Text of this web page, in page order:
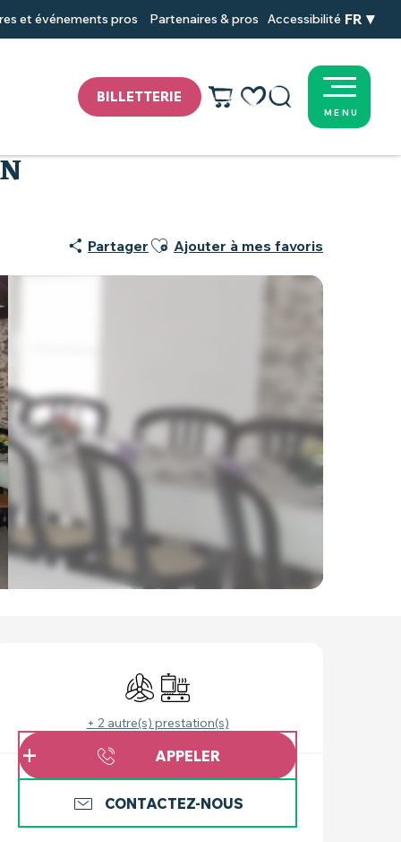
BILLETTERIE
Voir les favoris
Recherche
et événements pros Partenaires & pros Accessibilité FR
MENU
Partager Ajouter aux favoris
Ajouter à mes favoris
ET
Air conditionné
Plaque de cuisson
+ 2 autre(s) prestation(s)
APPELER
CONTACTEZ-NOUS